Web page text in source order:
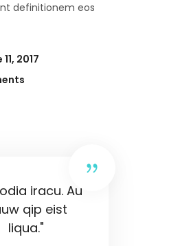
definitionem eos
2017
iracu. Au
qip eist
liqua."